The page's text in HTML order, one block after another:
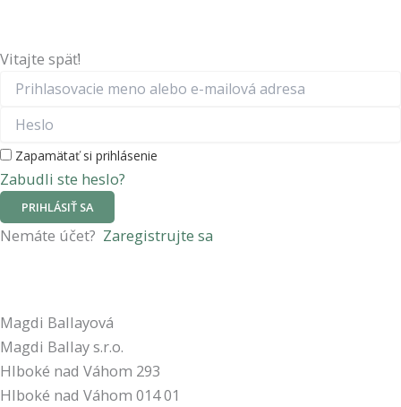
Vitajte späť!
Zapamätať si prihlásenie
Zabudli ste heslo?
PRIHLÁSIŤ SA
Nemáte účet? Zaregistrujte sa
Magdi Ballayová
Magdi Ballay s.r.o.
Hlboké nad Váhom 293
Hlboké nad Váhom 014 01